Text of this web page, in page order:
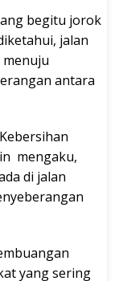
begitu jorok
jalan
antara
mengaku,
di jalan
yang sering